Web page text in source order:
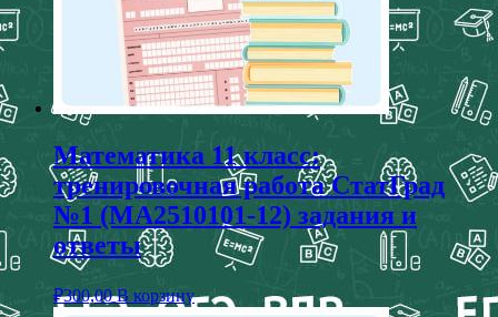
Математика 11 класс:
тренировочная работа СтатГрад
№1 (МА2510101-12) задания и
ответы
₽300,00 В корзину